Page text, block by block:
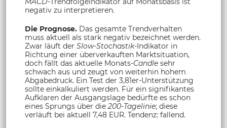
negativ zu interpretieren.
Die Prognose. Das gesamte Trendverhalten
muss aktuell als stark negativ bezeichnet werden.
Zwar läuft der Slow-Stochastik-Indikator in
Richtung einer überverkauften Marktsituation,
doch fällt das aktuelle Monats-Candle sehr
schwach aus und zeugt von weiterhin hohem
Abgabedruck. Ein Test der 3,81er-Unterstützung
sollte einkalkuliert werden. Für ein signifikantes
Aufklaren der Ausgangslage bedürfte es schon
eines Sprungs über die 200-Tagelinie; diese
verläuft bei aktuell 7,48 EUR. Tendenz: fallend.